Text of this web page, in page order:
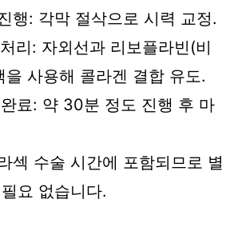
행: 각막 절삭으로 시력 교정.
리: 자외선과 리보플라빈(비
을 사용해 콜라겐 결합 유도.
료: 약 30분 정도 진행 후 마
섹 수술 시간에 포함되므로 별
요 없습니다.